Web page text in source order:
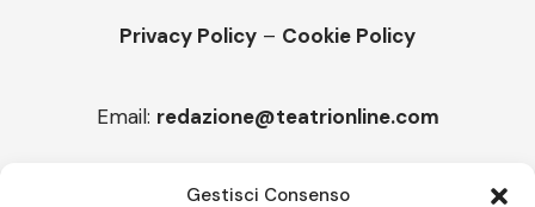
Gestisci Consenso
Privacy Policy – Cookie Policy
Email: redazione@teatrionline.com